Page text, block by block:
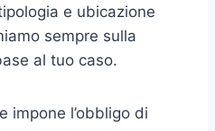
e ubicazione
sempre sulla
al tuo caso.
impone l’obbligo di